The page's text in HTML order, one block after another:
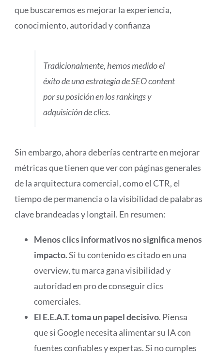
que buscaremos es mejorar la experiencia,
conocimiento, autoridad y confianza
Tradicionalmente, hemos medido el
éxito de una estrategia de SEO content
por su posición en los rankings y
adquisición de clics.
Sin embargo, ahora deberías centrarte en mejorar
métricas que tienen que ver con páginas generales
de la arquitectura comercial, como el CTR, el
tiempo de permanencia o la visibilidad de palabras
clave brandeadas y longtail. En resumen:
Menos clics informativos no significa menos
impacto.Si tu contenido es citado en una
overview, tu marca gana visibilidad y
autoridad en pro de conseguir clics
comerciales.
El E.E.A.T. toma un papel decisivo. Piensa
que si Google necesita alimentar su IA con
fuentes confiables y expertas. Si no cumples